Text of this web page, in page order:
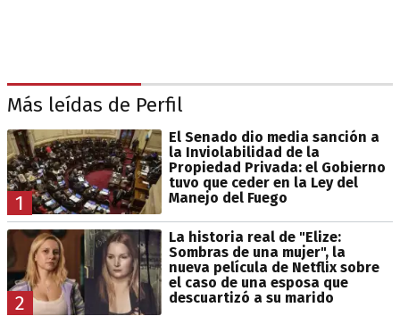
Más leídas de Perfil
1
El Senado dio media sanción a
la Inviolabilidad de la
Propiedad Privada: el Gobierno
tuvo que ceder en la Ley del
Manejo del Fuego
2
La historia real de "Elize:
Sombras de una mujer", la
nueva película de Netflix sobre
el caso de una esposa que
descuartizó a su marido